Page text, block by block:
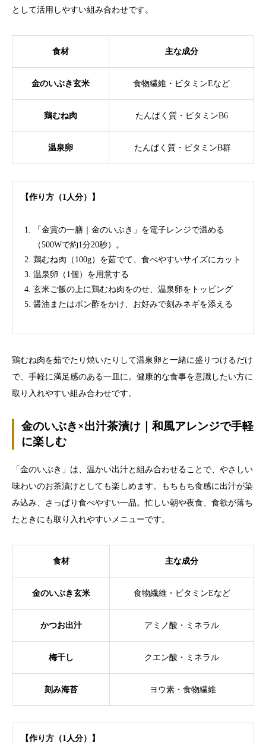
として活用しやすい組み合わせです。
食材 主な成分
金のいぶき玄米 食物繊維・ビタミンEなど
鶏むね肉 たんぱく質・ビタミンB6
温泉卵 たんぱく質・ビタミンB群
【作り方（1人分）】
「金賞の一膳｜金のいぶき」を電子レンジで温める
（500Wで約1分20秒）。
鶏むね肉（100g）を茹でて、食べやすいサイズにカット
温泉卵（1個）を用意する
玄米ご飯の上に鶏むね肉をのせ、温泉卵をトッピング
醤油またはポン酢をかけ、お好みで刻みネギを添える
鶏むね肉を茹でたり焼いたりして温泉卵と一緒に盛りつけるだけ
で、手軽に満足感のある一皿に。健康的な食事を意識したい方に
取り入れやすい組み合わせです。
金のいぶき×出汁茶漬け｜和風アレンジで手軽
に楽しむ
「金のいぶき」は、温かい出汁と組み合わせることで、やさしい
味わいのお茶漬けとしても楽しめます。もちもち食感に出汁が染
み込み、さっぱり食べやすい一品。忙しい朝や夜食、食欲が落ち
たときにも取り入れやすいメニューです。
食材 主な成分
金のいぶき玄米 食物繊維・ビタミンEなど
かつお出汁 アミノ酸・ミネラル
梅干し クエン酸・ミネラル
刻み海苔 ヨウ素・食物繊維
【作り方（1人分）】